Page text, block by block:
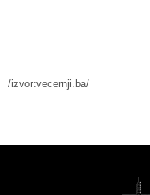
/izvor:vecernji.ba/